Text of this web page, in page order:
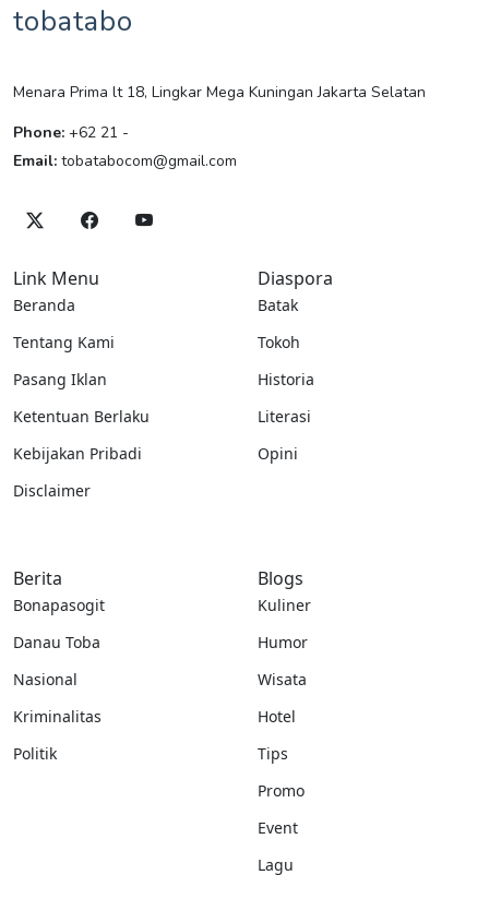
tobatabo
Menara Prima lt 18, Lingkar Mega Kuningan Jakarta Selatan
Phone: +62 21 -
Email: tobatabocom@gmail.com
Link Menu
Beranda
Tentang Kami
Pasang Iklan
Ketentuan Berlaku
Kebijakan Pribadi
Disclaimer
Diaspora
Batak
Tokoh
Historia
Literasi
Opini
Berita
Bonapasogit
Danau Toba
Nasional
Kriminalitas
Politik
Blogs
Kuliner
Humor
Wisata
Hotel
Tips
Promo
Event
Lagu